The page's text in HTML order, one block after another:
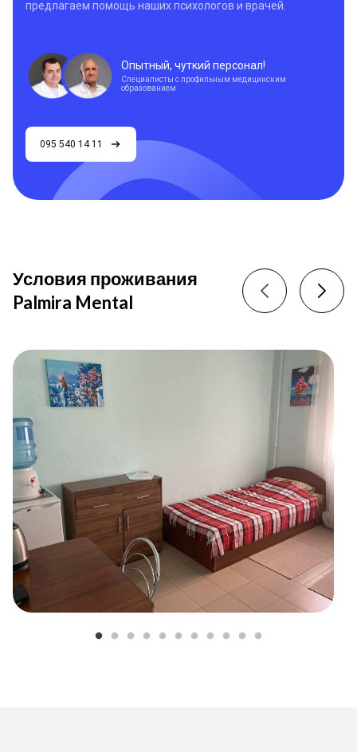
предлагаем помощь наших психологов и врачей.
Опытный, чуткий персонал!
Специалисты с профильным медицинским
образованием
095 540 14 11
Условия проживания
Palmira Mental